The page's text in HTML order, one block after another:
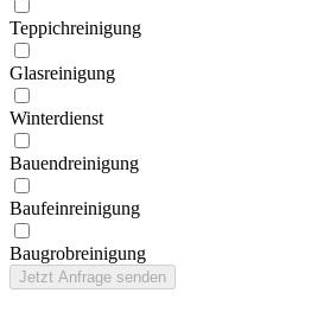
Teppich­reinigung
Glas­reinigung
Winter­dienst
Bauend­reinigung
Bau­feinreinigung
Baugrob­reinigung
Jetzt Anfrage senden